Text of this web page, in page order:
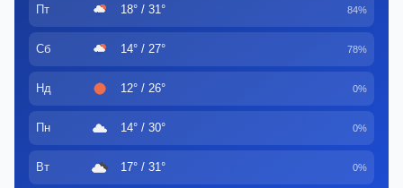
Пт 18° / 31° 84%
Сб 14° / 27° 78%
Нд 12° / 26° 0%
Пн 14° / 30° 0%
Вт 17° / 31° 0%